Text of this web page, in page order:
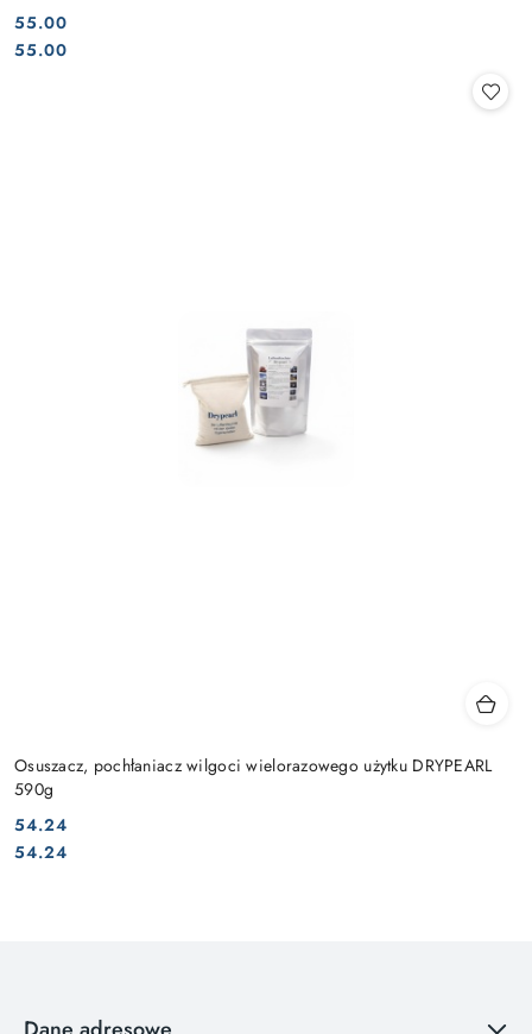
Cena:
55.00
Cena:
55.00
Osuszacz, pochłaniacz wilgoci wielorazowego użytku DRYPEARL
590g
Cena:
54.24
Cena:
54.24